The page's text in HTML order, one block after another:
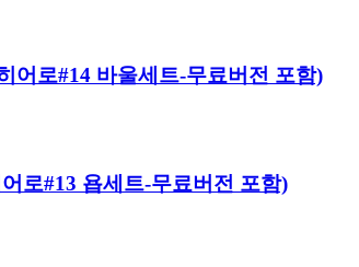
로#14 바울세트-무료버전 포함)
로#13 욥세트-무료버전 포함)